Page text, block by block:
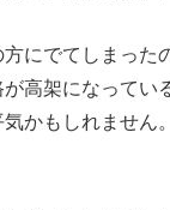
にでてしまった
高架になってい
かもしれません